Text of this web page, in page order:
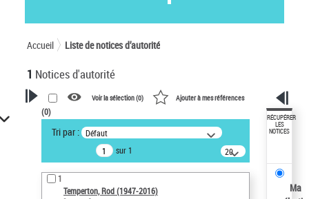
Accueil Liste de notices d’autorité
1 Notices d'autorité
VOTRE RECHERCHE
Recherche avancée dans les
notices d’autorité
Œuvres liées à l'auteur :
Temperton, Rod (1947-2016)
Voir la sélection (0) Ajouter à mes références
(0)
Tri par : Défaut
sur 1
20
résultats/page
1
Temperton, Rod (1947-2016)
RÉCUPÉRER
LES
NOTICES
Ma